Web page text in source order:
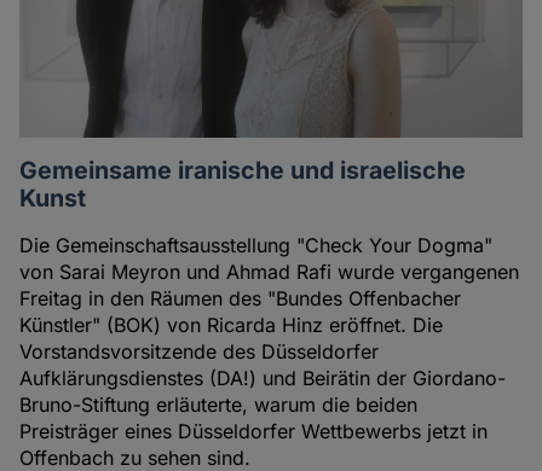
Gemeinsame iranische und israelische
Kunst
Die Gemeinschaftsausstellung "Check Your Dogma"
von Sarai Meyron und Ahmad Rafi wurde vergangenen
Freitag in den Räumen des "Bundes Offenbacher
Künstler" (BOK) von Ricarda Hinz eröffnet. Die
Vorstandsvorsitzende des Düsseldorfer
Aufklärungsdienstes (DA!) und Beirätin der Giordano-
Bruno-Stiftung erläuterte, warum die beiden
Preisträger eines Düsseldorfer Wettbewerbs jetzt in
Offenbach zu sehen sind.